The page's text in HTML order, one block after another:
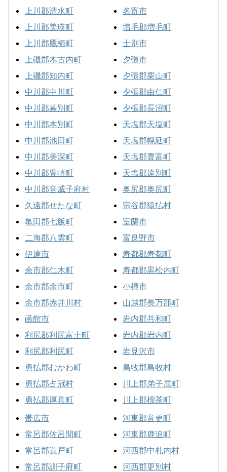
上川郡清水町
上川郡美瑛町
上川郡鷹栖町
上磯郡木古内町
上磯郡知内町
中川郡中川町
中川郡幕別町
中川郡本別町
中川郡池田町
中川郡美深町
中川郡豊頃町
中川郡音威子府村
久遠郡せたな町
亀田郡七飯町
二海郡八雲町
伊達市
余市郡仁木町
余市郡余市町
余市郡赤井川村
函館市
利尻郡利尻富士町
利尻郡利尻町
勇払郡むかわ町
勇払郡占冠村
勇払郡厚真町
名寄市
増毛郡増毛町
士別市
夕張市
夕張郡栗山町
夕張郡由仁町
夕張郡長沼町
天塩郡天塩町
天塩郡幌延町
天塩郡豊富町
天塩郡遠別町
奥尻郡奥尻町
宗谷郡猿払村
室蘭市
富良野市
寿都郡寿都町
寿都郡黒松内町
小樽市
山越郡長万部町
岩内郡共和町
岩内郡岩内町
岩見沢市
島牧郡島牧村
川上郡弟子屈町
川上郡標茶町
帯広市
常呂郡佐呂間町
常呂郡置戸町
常呂郡訓子府町
河東郡音更町
河東郡鹿追町
河西郡中札内村
河西郡更別村